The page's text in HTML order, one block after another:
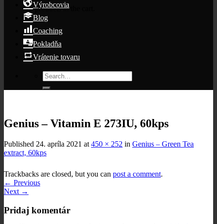
No products in the cart.
Výrobcovia
Blog
Coaching
Pokladňa
Vrátenie tovaru
Search
for:
Genius – Vitamin E 273IU, 60kps
Published 24. apríla 2021 at 450 × 252 in Genius – Green Tea
extract, 60kps
Trackbacks are closed, but you can post a comment.
← Previous
Next →
Pridaj komentár